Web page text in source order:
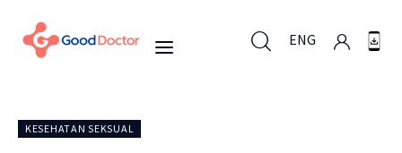
ENG
KESEHATAN SEKSUAL